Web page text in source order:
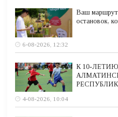
Ваш маршрут
остановок,
6-08-2026, 12:32
К 10-
4-08-2026, 10:04